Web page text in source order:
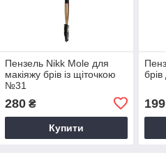
Пензель Nikk Mole для
макіяжу брів із щіточкою
№31
280₴
Купити
199